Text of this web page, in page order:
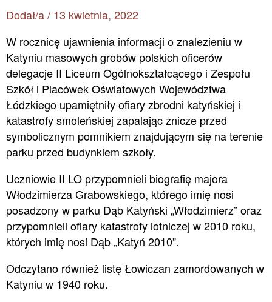
Dodał/a / 13 kwietnia, 2022
W rocznicę ujawnienia informacji o znalezieniu w
Katyniu masowych grobów polskich oficerów
delegacje II Liceum Ogólnokształcącego i Zespołu
Szkół i Placówek Oświatowych Województwa
Łódzkiego upamiętniły ofiary zbrodni katyńskiej i
katastrofy smoleńskiej zapalając znicze przed
symbolicznym pomnikiem znajdującym się na terenie
parku przed budynkiem szkoły.
Uczniowie II LO przypomnieli biografię majora
Włodzimierza Grabowskiego, którego imię nosi
posadzony w parku Dąb Katyński „Włodzimierz” oraz
przypomnieli ofiary katastrofy lotniczej w 2010 roku,
których imię nosi Dąb „Katyń 2010”.
Odczytano również listę Łowiczan zamordowanych w
Katyniu w 1940 roku.